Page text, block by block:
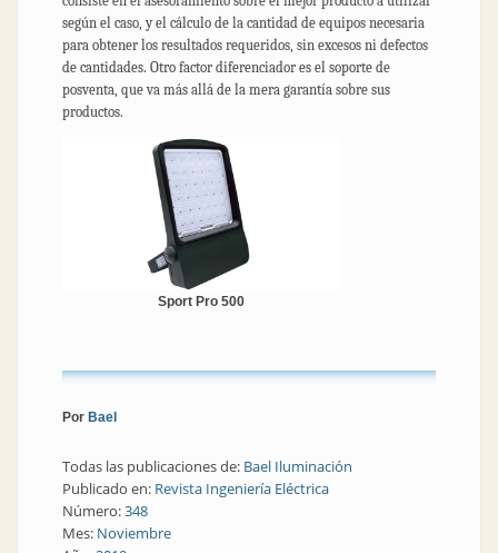
según el caso, y el cálculo de la cantidad de equipos necesaria
para obtener los resultados requeridos, sin excesos ni defectos
de cantidades. Otro factor diferenciador es el soporte de
posventa, que va más allá de la mera garantía sobre sus
productos.
Sport Pro 500
Por Bael
Todas las publicaciones de: Bael Iluminación
Publicado en: Revista Ingeniería Eléctrica
Número:348
Mes: Noviembre